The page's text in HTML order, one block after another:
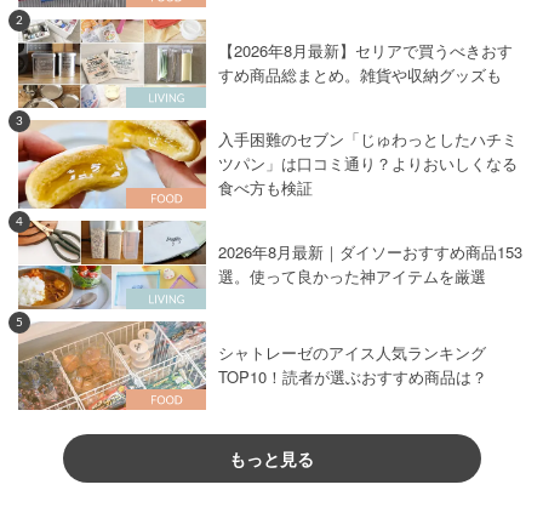
2
【2026年8月最新】セリアで買うべきおす
すめ商品総まとめ。雑貨や収納グッズも
3
入手困難のセブン「じゅわっとしたハチミ
ツパン」は口コミ通り？よりおいしくなる
食べ方も検証
4
2026年8月最新｜ダイソーおすすめ商品153
選。使って良かった神アイテムを厳選
5
シャトレーゼのアイス人気ランキング
TOP10！読者が選ぶおすすめ商品は？
もっと見る